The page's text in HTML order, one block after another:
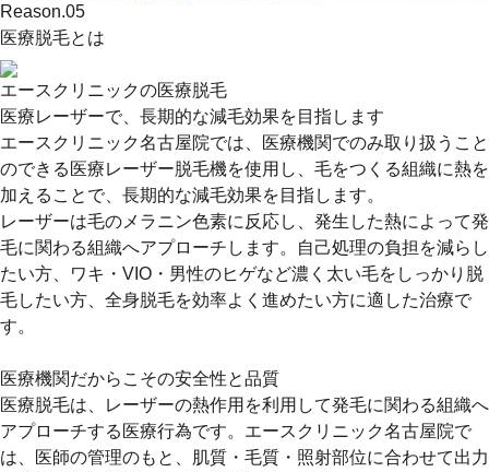
Reason.05
医療脱毛とは
エースクリニックの医療脱毛
医療レーザーで、長期的な減毛効果を目指します
エースクリニック名古屋院では、医療機関でのみ取り扱うこと
のできる医療レーザー脱毛機を使用し、毛をつくる組織に熱を
加えることで、長期的な減毛効果を目指します。
レーザーは毛のメラニン色素に反応し、発生した熱によって発
毛に関わる組織へアプローチします。自己処理の負担を減らし
たい方、ワキ・VIO・男性のヒゲなど濃く太い毛をしっかり脱
毛したい方、全身脱毛を効率よく進めたい方に適した治療で
す。
医療機関だからこその安全性と品質
医療脱毛は、レーザーの熱作用を利用して発毛に関わる組織へ
アプローチする医療行為です。エースクリニック名古屋院で
は、医師の管理のもと、肌質・毛質・照射部位に合わせて出力